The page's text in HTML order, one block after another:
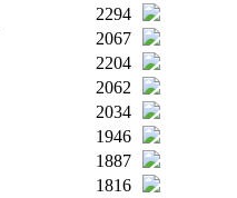
2294
2067
2204
2062
2034
1946
1887
1816